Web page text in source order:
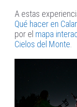
A estas
Qué hacer en
por el mapa
Cielos del Monte